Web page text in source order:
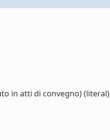
in atti di convegno) (literal)